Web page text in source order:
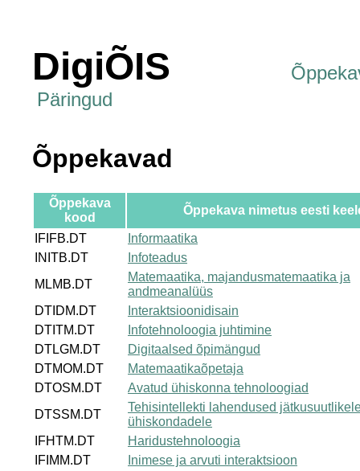
DigiÕIS
Päringud
Õppekavad
Õppekava
kood
Õppekava nimetus eesti
IFIFB.DT
Informaatika
INITB.DT
Infoteadus
MLMB.DT
Matemaatika, majandusmatemaatika ja
andmeanalüüs
DTIDM.DT
Interaktsioonidisain
DTITM.DT
Infotehnoloogia juhtimine
DTLGM.DT
Digitaalsed õpimängud
DTMOM.DT
Matemaatikaõpetaja
DTOSM.DT
Avatud ühiskonna tehnoloogiad
DTSSM.DT
Tehisintellekti lahendused
ühiskondadele
IFHTM.DT
Haridustehnoloogia
IFIMM.DT
Inimese ja arvuti interaktsioon